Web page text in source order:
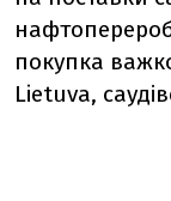
покупка
Lietuva,